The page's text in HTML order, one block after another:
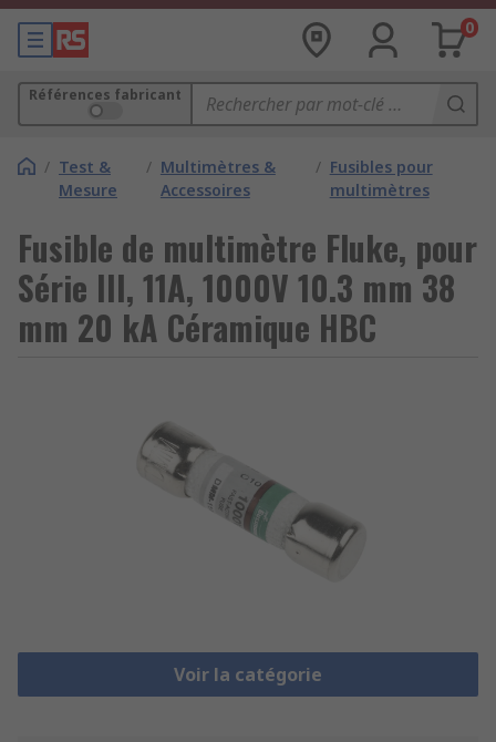
0
Références fabricant
/ Test &
Mesure
/ Multimètres &
Accessoires
/ Fusibles pour
multimètres
Fusible de multimètre Fluke, pour
Série III, 11A, 1000V 10.3 mm 38
mm 20 kA Céramique HBC
Voir la catégorie